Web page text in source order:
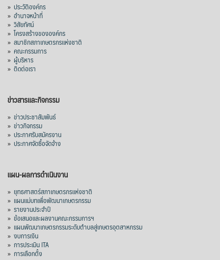
» ประวัติองค์กร
» อำนาจหน้าที่
» วิสัยทัศน์
» โครงสร้างขององค์กร
» สมาชิกสภาเกษตรกรแห่งชาติ
» คณะกรรมการ
» ผู้บริหาร
» ติดต่อเรา
ข่าวสารและกิจกรรม
» ข่าวประชาสัมพันธ์
» ข่าวกิจกรรม
» ประกาศรับสมัครงาน
» ประกาศจัดซื้อจัดจ้าง
แผน-ผลการดำเนินงาน
» ยุทธศาสตร์สภาเกษตรกรแห่งชาติ
» แผนแม่บทเพื่อพัฒนาเกษตรกรรม
» รายงานประจำปี
» ข้อเสนอและผลงานคณะกรรมการฯ
» แผนพัฒนาเกษตรกรรมระดับตำบลสู่เกษตรอุตสาหกรรม
» งบการเงิน
» การประเมิน ITA
» การเลือกตั้ง